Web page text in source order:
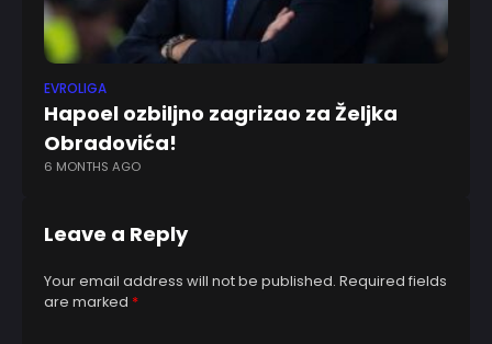
EVROLIGA
Hapoel ozbiljno zagrizao za Željka
Obradovića!
6 MONTHS AGO
Leave a Reply
Your email address will not be published. Required fields
are marked *